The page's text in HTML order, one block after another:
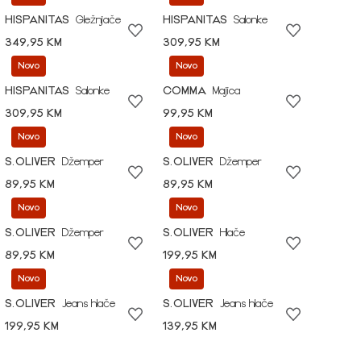
HISPANITAS
Gležnjače
349,95 KM
HISPANITAS
Salonke
309,95 KM
Novo
HISPANITAS
Salonke
309,95 KM
Novo
COMMA
Majica
99,95 KM
Novo
S.OLIVER
Džemper
89,95 KM
Novo
S.OLIVER
Džemper
89,95 KM
Novo
S.OLIVER
Džemper
89,95 KM
Novo
S.OLIVER
Hlače
199,95 KM
Novo
S.OLIVER
Jeans hlače
199,95 KM
Novo
S.OLIVER
Jeans hlače
139,95 KM